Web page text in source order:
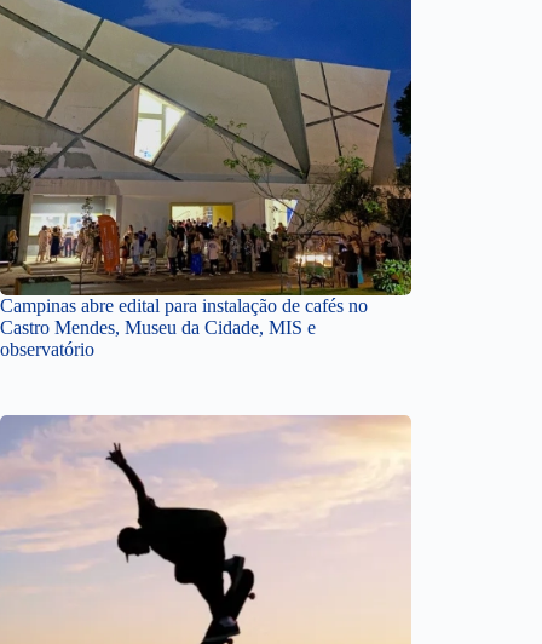
Campinas abre edital para instalação de cafés no
Castro Mendes, Museu da Cidade, MIS e
observatório